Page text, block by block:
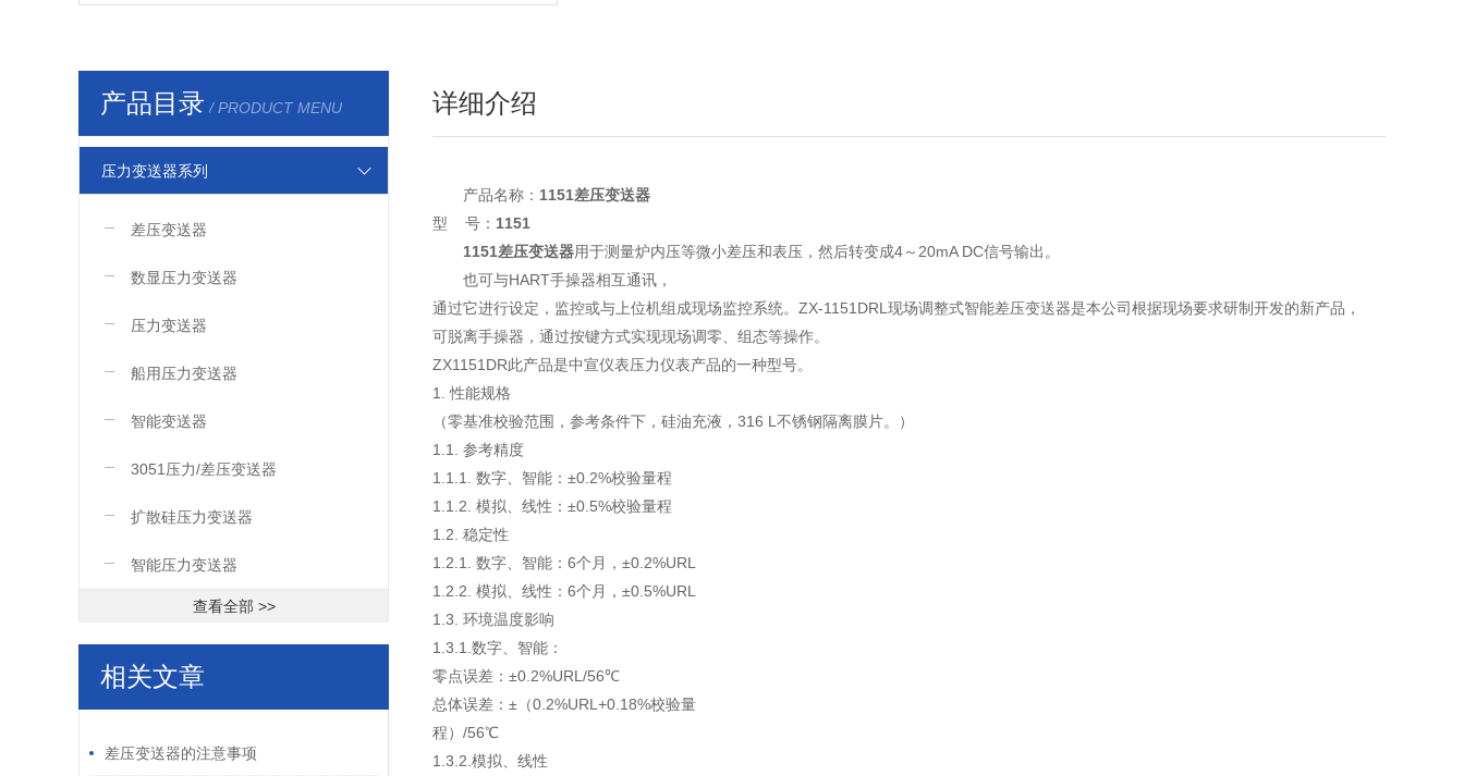
产品目录 / PRODUCT MENU
压力变送器系列
差压变送器
数显压力变送器
压力变送器
船用压力变送器
智能变送器
3051压力/差压变送器
扩散硅压力变送器
智能压力变送器
查看全部 >>
相关文章
差压变送器的注意事项
详细介绍
产品名称： 1151差压变送器
型 号： 1151
1151差压变送器用于测量炉内压等微小差压和表压，然后转变成4～20mA DC信号输出。
也可与HART手操器相互通讯，
通过它进行设定，监控或与上位机组成现场监控系统。ZX-1151DRL现场调整式智能差压变送器是本公司根据现场要求研制开发的新产品，
可脱离手操器，通过按键方式实现现场调零、组态等操作。
ZX1151DR此产品是中宣仪表压力仪表产品的一种型号。
1. 性能规格
（零基准校验范围，参考条件下，硅油充液，316 L不锈钢隔离膜片。）
1.1. 参考精度
1.1.1. 数字、智能：±0.2%校验量程
1.1.2. 模拟、线性：±0.5%校验量程
1.2. 稳定性
1.2.1. 数字、智能：6个月，±0.2%URL
1.2.2. 模拟、线性：6个月，±0.5%URL
1.3. 环境温度影响
1.3.1.数字、智能：
零点误差：±0.2%URL/56℃
总体误差：±（0.2%URL+0.18%校验量
程）/56℃
1.3.2.模拟、线性